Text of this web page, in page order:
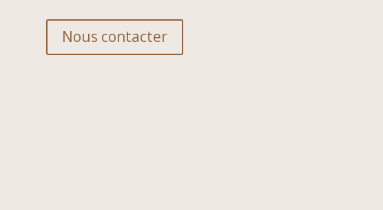
Nous contacter